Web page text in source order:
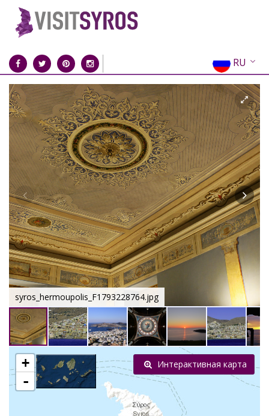
RU
EN
EL
FR
DE
IT
ES
CN
syros_hermoupolis_F1793228764.jpg
+
-
Интерактивная карта